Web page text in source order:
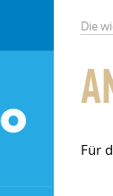
Die
Für